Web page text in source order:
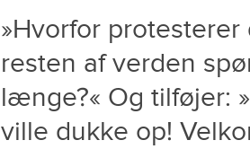
»Hvorfor protesterer
resten af verden
længe?« Og tilføjer:
ville dukke op!